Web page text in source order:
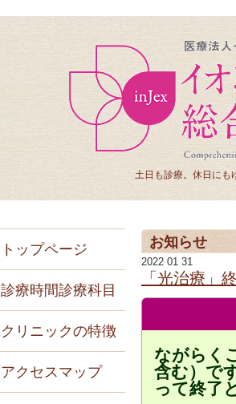
土日も診療。休日にも
お知らせ
2022 01 31
「光治療」
ながらく
含む）で
って終了
トップページ
診療時間診療科目
クリニックの特徴
アクセスマップ